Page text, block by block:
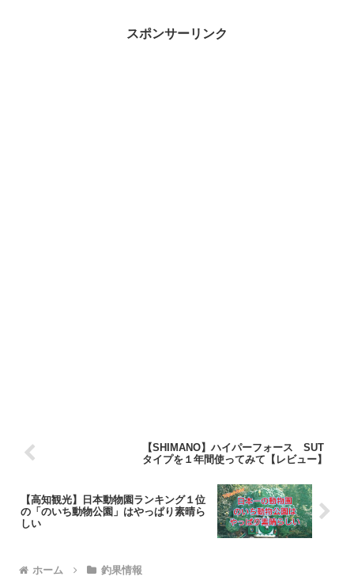
（夢は大きく盛大に）天候として
の...
スポンサーリンク
【SHIMANO】ハイパーフォース SUT
タイプを１年間使ってみて【レビュー】
【高知観光】日本動物園ランキング１位
の「のいち動物公園」はやっぱり素晴ら
しい
ホーム 釣果情報